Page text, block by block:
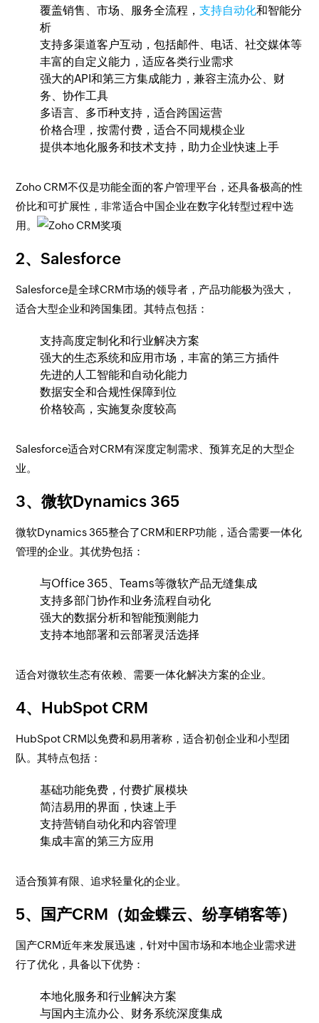
覆盖销售、市场、服务全流程，支持自动化和智能分
析
支持多渠道客户互动，包括邮件、电话、社交媒体等
丰富的自定义能力，适应各类行业需求
强大的API和第三方集成能力，兼容主流办公、财
务、协作工具
多语言、多币种支持，适合跨国运营
价格合理，按需付费，适合不同规模企业
提供本地化服务和技术支持，助力企业快速上手
Zoho CRM不仅是功能全面的客户管理平台，还具备极高的性
价比和可扩展性，非常适合中国企业在数字化转型过程中选
用。
2、Salesforce
Salesforce是全球CRM市场的领导者，产品功能极为强大，
适合大型企业和跨国集团。其特点包括：
支持高度定制化和行业解决方案
强大的生态系统和应用市场，丰富的第三方插件
先进的人工智能和自动化能力
数据安全和合规性保障到位
价格较高，实施复杂度较高
Salesforce适合对CRM有深度定制需求、预算充足的大型企
业。
3、微软Dynamics 365
微软Dynamics 365整合了CRM和ERP功能，适合需要一体化
管理的企业。其优势包括：
与Office 365、Teams等微软产品无缝集成
支持多部门协作和业务流程自动化
强大的数据分析和智能预测能力
支持本地部署和云部署灵活选择
适合对微软生态有依赖、需要一体化解决方案的企业。
4、HubSpot CRM
HubSpot CRM以免费和易用著称，适合初创企业和小型团
队。其特点包括：
基础功能免费，付费扩展模块
简洁易用的界面，快速上手
支持营销自动化和内容管理
集成丰富的第三方应用
适合预算有限、追求轻量化的企业。
5、国产CRM（如金蝶云、纷享销客等）
国产CRM近年来发展迅速，针对中国市场和本地企业需求进
行了优化，具备以下优势：
本地化服务和行业解决方案
与国内主流办公、财务系统深度集成